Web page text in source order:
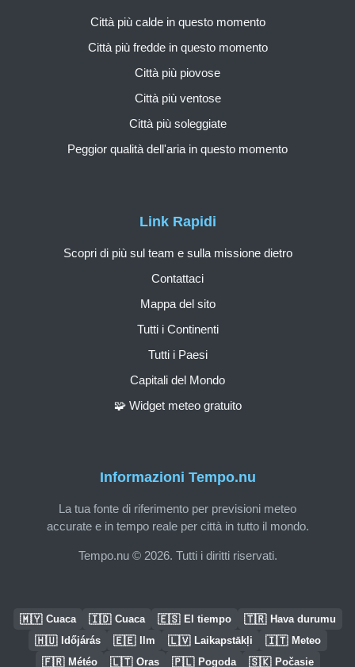
Informazioni Tempo.nu
La tua fonte di riferimento per previsioni meteo
accurate e in tempo reale per città in tutto il mondo.
Tempo.nu © 2026. Tutti i diritti riservati.
Link Rapidi
Scopri di più sul team e sulla missione dietro
Contattaci
Mappa del sito
Tutti i Continenti
Tutti i Paesi
Capitali del Mondo
🧩 Widget meteo gratuito
Città più calde in questo momento
Città più fredde in questo momento
Città più piovose
Città più ventose
Città più soleggiate
Peggior qualità dell'aria in questo momento
🇲🇾 Cuaca 🇮🇩 Cuaca 🇪🇸 El tiempo 🇹🇷 Hava durumu
🇭🇺 Időjárás 🇪🇪 Ilm 🇱🇻 Laikapstākļi 🇮🇹 Meteo
🇫🇷 Météo 🇱🇹 Oras 🇵🇱 Pogoda 🇸🇰 Počasie